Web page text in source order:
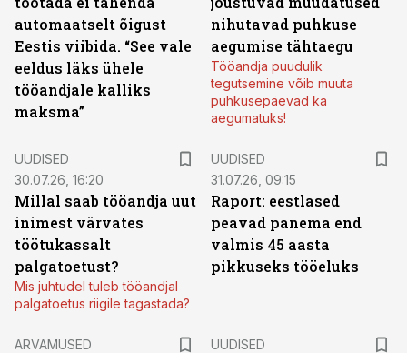
automaatselt õigust
Eestis viibida. “See vale
eeldus läks ühele
tööandjale kalliks
maksma”
nihutavad puhkuse
aegumise tähtaegu
Tööandja puudulik
tegutsemine võib muuta
puhkusepäevad ka
aegumatuks!
UUDISED
30.07.26, 16:20
Millal saab tööandja uut
inimest värvates
töötukassalt
palgatoetust?
Mis juhtudel tuleb tööandjal
palgatoetus riigile tagastada?
UUDISED
31.07.26, 09:15
Raport: eestlased
peavad panema end
valmis 45 aasta
pikkuseks tööeluks
ARVAMUSED
UUDISED